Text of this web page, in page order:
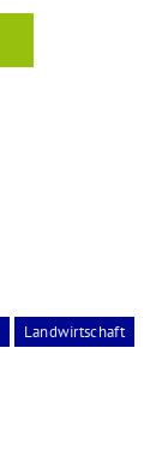
Landwirtschaft